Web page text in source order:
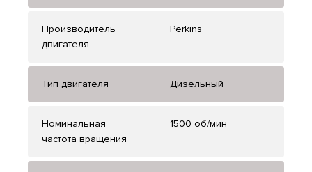
Производитель
двигателя
Perkins
Тип двигателя Дизельный
Номинальная
частота вращения
1500 об/мин